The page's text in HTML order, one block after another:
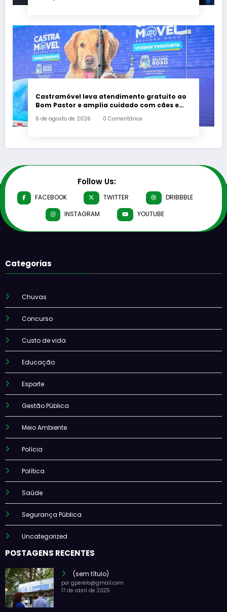
Castramóvel leva atendimento gratuito ao
Bom Pastor e amplia cuidado com cães e
6 de agosto de 2026 0 Comentários
Follow Us:
FACEBOOK TWITTER
DRIBBBLE
INSTAGRAM
YOUTUBE
Categorias
Chuvas
Concurso
Custo de vida
Educação
Esporte
Gestão Pública
Meio Ambiente
Polícia
Política
Saúde
Segurança Pública
Uncategorized
POSTAGENS RECENTES
(sem título)
por gperelo@gmail.com
17 de abril de 2025